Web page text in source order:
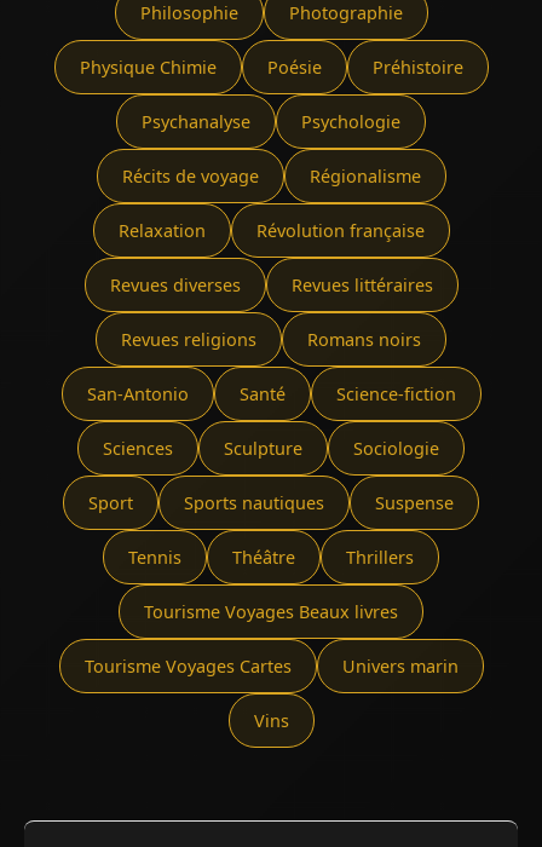
Philosophie Photographie
Physique Chimie Poésie Préhistoire
Psychanalyse Psychologie
Récits de voyage Régionalisme
Relaxation Révolution française
Revues diverses Revues littéraires
Revues religions Romans noirs
San-Antonio Santé Science-fiction
Sciences Sculpture Sociologie
Sport Sports nautiques Suspense
Tennis Théâtre Thrillers
Tourisme Voyages Beaux livres
Tourisme Voyages Cartes Univers marin
Vins